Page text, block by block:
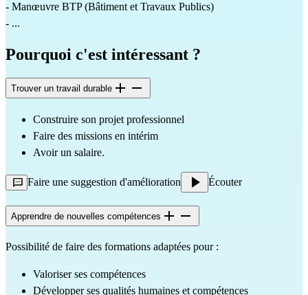
- Manœuvre BTP (Bâtiment et Travaux Publics)
- ...
Pourquoi c'est intéressant ?
Trouver un travail durable
Construire son projet professionnel
Faire des missions en intérim
Avoir un salaire.
Faire une suggestion d'amélioration Écouter
Apprendre de nouvelles compétences
Possibilité de faire des formations adaptées pour :
Valoriser ses compétences
Développer ses qualités humaines et compétences